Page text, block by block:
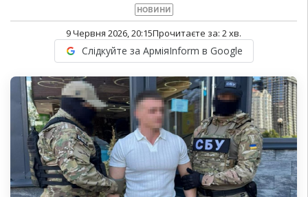
НОВИНИ
9 Червня 2026, 20:15Прочитаєте за: 2хв.
Слідкуйте за АрміяInform в Google